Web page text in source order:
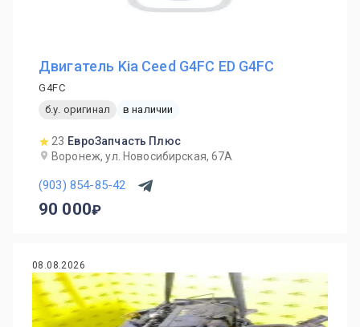
Двигатель Kia Ceed G4FC ED G4FC
G4FC
б.у. оригинал
в наличии
23 ЕвроЗапчасть Плюс
Воронеж, ул. Новосибирская, 67А
(903) 854-85-42
90 000
08.08.2026